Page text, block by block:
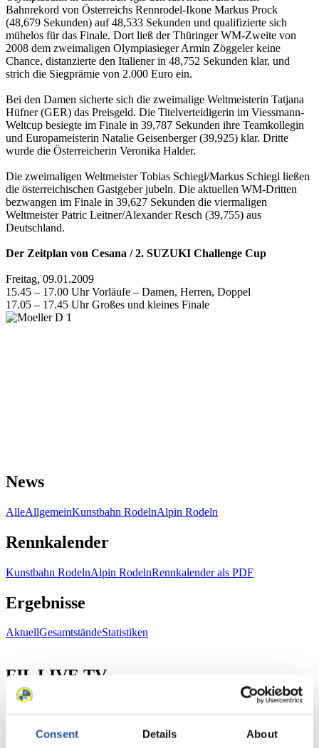
Consent Details About
Bahnrekord von Österreichs Rennrodel-Ikone Markus Prock
(48,679 Sekunden) auf 48,533 Sekunden und qualifizierte sich
mühelos für das Finale. Dort ließ der Thüringer WM-Zweite von
2008 dem zweimaligen Olympiasieger Armin Zöggeler keine
Chance, distanzierte den Italiener in 48,752 Sekunden klar, und
strich die Siegprämie von 2.000 Euro ein.
Bei den Damen sicherte sich die zweimalige Weltmeisterin Tatjana
Hüfner (GER) das Preisgeld. Die Titelverteidigerin im Viessmann-
Weltcup besiegte im Finale in 39,787 Sekunden ihre Teamkollegin
und Europameisterin Natalie Geisenberger (39,925) klar. Dritte
wurde die Österreicherin Veronika Halder.
Die zweimaligen Weltmeister Tobias Schiegl/Markus Schiegl ließen
die österreichischen Gastgeber jubeln. Die aktuellen WM-Dritten
bezwangen im Finale in 39,627 Sekunden die viermaligen
Weltmeister Patric Leitner/Alexander Resch (39,755) aus
Deutschland.
Der Zeitplan von Cesana / 2. SUZUKI Challenge Cup
Freitag, 09.01.2009
15.45 – 17.00 Uhr Vorläufe – Damen, Herren, Doppel
17.05 – 17.45 Uhr Großes und kleines Finale
News
AlleAllgemeinKunstbahn RodelnAlpin Rodeln
Rennkalender
Kunstbahn RodelnAlpin RodelnRennkalender als PDF
Ergebnisse
AktuellGesamtständeStatistiken
FIL LIVE TV
Live Streaming
Live Streaming Alpin
RodelnHighlights YOG Gangwon 2024
Ergebnis-Live-Ticker Kunstbahn